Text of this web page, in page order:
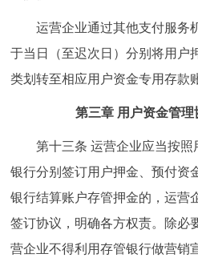
运营企业通过其他支付服务
于当日（至迟次日）分别将用户
类划转至相应用户资金专用存款
第三章 用户资金管理
第十三条 运营企业应当按照
银行分别签订用户押金、预付资
银行结算账户存管押金的，运营
签订协议，明确各方权责。除必
营企业不得利用存管银行做营销